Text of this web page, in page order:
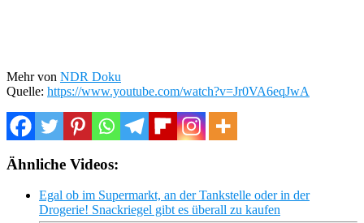
Mehr von NDR Doku
Quelle: https://www.youtube.com/watch?v=Jr0VA6eqJwA
Ähnliche Videos:
Egal ob im Supermarkt, an der Tankstelle oder in der
Drogerie! Snackriegel gibt es überall zu kaufen